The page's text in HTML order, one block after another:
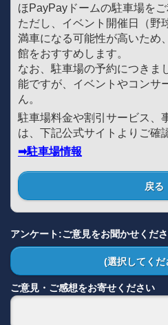
ほPayPayドームの駐車場をご
ただし、イベント開催日（野
満車になる可能性が高いため
館をおすすめします。
なお、駐車場の予約につきま
能ですが、イベントやコンサ
ん。
駐車場料金や割引サービス、
は、下記公式サイトよりご確
➡駐車場情報
戻る
アンケート:ご意見をお聞かせくだ
(選択してくだ
ご意見・ご感想をお寄せください